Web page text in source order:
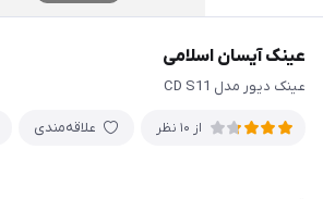
عینک آیسان اسلامی
عینک دیور مدل CD S11
از 10 نظر علاقه‌مندی